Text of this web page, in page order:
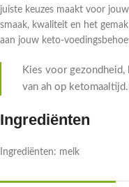
juiste keuzes maakt voor
smaak, kwaliteit en het
aan jouw keto-
Kies voor
van ah op
Ingrediënten
Ingrediënten: melk